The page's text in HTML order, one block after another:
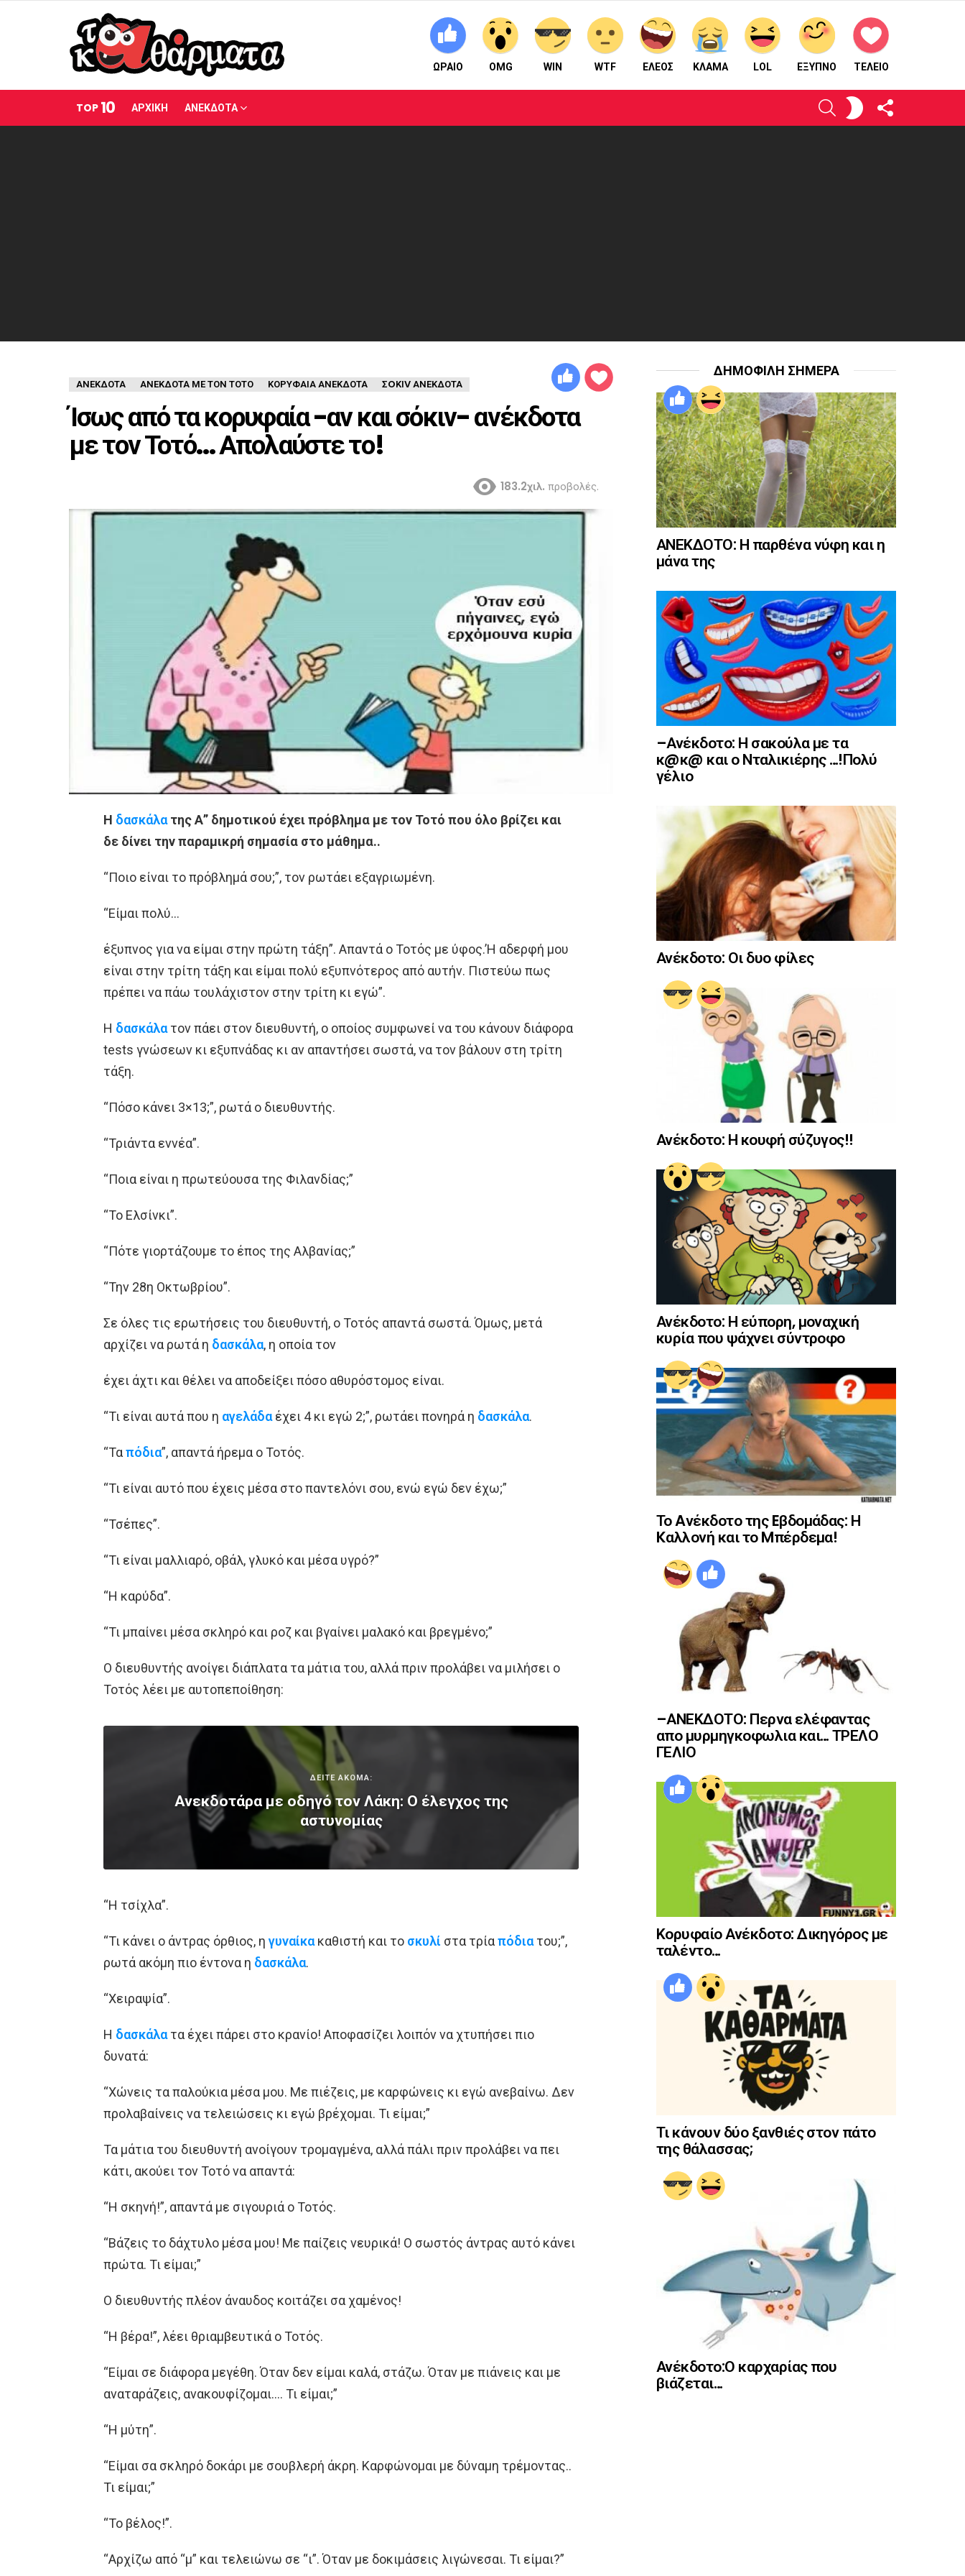
ΩΡΑΙΟ OMG WIN WTF ΕΛΕΟΣ ΚΛΑΜΑ LOL ΈΞΥΠΝΟ ΤΕΛΕΙΟ
TOP 10 ΑΡΧΙΚΗ ΑΝΕΚΔΟΤΑ
ΑΝΑΖΉΤΗΣΗΕΝΕΡΓΟΠΟΙΉΣΤΕ
ΤΟ
ΔΈΡΜΑ
ΑΝΈΚΔΟΤΑ ΑΝΕΚΔΟΤΑ ΜΕ ΤΟΝ ΤΟΤΟ ΚΟΡΥΦΑΙΑ ΑΝΕΚΔΟΤΑ ΣOΚΙV ΑΝΕΚΔΟΤΑ
Ίσως από τα κορυφαία -αν και σόκιν- ανέκδοτα
με τον Τοτό… Απολαύστε το!
183.2χιλ. προβολές.
Η δασκάλατης Α” δημοτικού έχει πρόβλημα με τον Τοτό που όλο βρίζει και
δε δίνει την παραμικρή σημασία στο μάθημα..
“Ποιο είναι το πρόβλημά σου;”, τον ρωτάει εξαγριωμένη.
“Είμαι πολύ…
έξυπνος για να είμαι στην πρώτη τάξη”. Απαντά ο Τοτός με ύφος.’Η αδερφή μου
είναι στην τρίτη τάξη και είμαι πολύ εξυπνότερος από αυτήν. Πιστεύω πως
πρέπει να πάω τουλάχιστον στην τρίτη κι εγώ”.
Η δασκάλατον πάει στον διευθυντή, ο οποίος συμφωνεί να του κάνουν διάφορα
tests γνώσεων κι εξυπνάδας κι αν απαντήσει σωστά, να τον βάλουν στη τρίτη
τάξη.
“Πόσο κάνει 3×13;”, ρωτά ο διευθυντής.
“Τριάντα εννέα”.
“Ποια είναι η πρωτεύουσα της Φιλανδίας;”
“Το Ελσίνκι”.
“Πότε γιορτάζουμε το έπος της Αλβανίας;”
“Την 28η Οκτωβρίου”.
Σε όλες τις ερωτήσεις του διευθυντή, ο Τοτός απαντά σωστά. Όμως, μετά
αρχίζει να ρωτά η δασκάλα, η οποία τον
έχει άχτι και θέλει να αποδείξει πόσο αθυρόστομος είναι.
“Τι είναι αυτά που η αγελάδαέχει 4 κι εγώ 2;”, ρωτάει πονηρά η δασκάλα.
“Ταπόδια”, απαντά ήρεμα ο Τοτός.
“Τι είναι αυτό που έχεις μέσα στο παντελόνι σου, ενώ εγώ δεν έχω;”
“Τσέπες”.
“Τι είναι μαλλιαρό, οβάλ, γλυκό και μέσα υγρό?”
“Η καρύδα”.
“Τι μπαίνει μέσα σκληρό και ροζ και βγαίνει μαλακό και βρεγμένο;”
Ο διευθυντής ανοίγει διάπλατα τα μάτια του, αλλά πριν προλάβει να μιλήσει ο
Τοτός λέει με αυτοπεποίθηση:
ΔΕΙΤΕ ΑΚΟΜΑ:
Ανεκδοτάρα με οδηγό τον Λάκη: Ο έλεγχος της
αστυνομίας
“Η τσίχλα”.
“Τι κάνει ο άντρας όρθιος, η γυναίκακαθιστή και το σκυλί στα τρίαπόδιατου;”,
ρωτά ακόμη πιο έντονα η δασκάλα.
“Χειραψία”.
Η δασκάλατα έχει πάρει στο κρανίο! Αποφασίζει λοιπόν να χτυπήσει πιο
δυνατά:
“Χώνεις τα παλούκια μέσα μου. Με πιέζεις, με καρφώνεις κι εγώ ανεβαίνω. Δεν
προλαβαίνεις να τελειώσεις κι εγώ βρέχομαι. Τι είμαι;”
Τα μάτια του διευθυντή ανοίγουν τρομαγμένα, αλλά πάλι πριν προλάβει να πει
κάτι, ακούει τον Τοτό να απαντά:
“Η σκηνή!”, απαντά με σιγουριά ο Τοτός.
“Βάζεις το δάχτυλο μέσα μου! Με παίζεις νευρικά! Ο σωστός άντρας αυτό κάνει
πρώτα. Τι είμαι;”
Ο διευθυντής πλέον άναυδος κοιτάζει σα χαμένος!
“Η βέρα!”, λέει θριαμβευτικά ο Τοτός.
“Είμαι σε διάφορα μεγέθη. Όταν δεν είμαι καλά, στάζω. Όταν με πιάνεις και με
αναταράζεις, ανακουφίζομαι…. Τι είμαι;”
“Η μύτη”.
“Είμαι σα σκληρό δοκάρι με σουβλερή άκρη. Καρφώνομαι με δύναμη τρέμοντας..
Τι είμαι;”
“Το βέλος!”.
“Αρχίζω από “μ” και τελειώνω σε “ι”. Όταν με δοκιμάσεις λιγώνεσαι. Τι είμαι?”
ΔΗΜΟΦΙΛΗ ΣΗΜΕΡΑ
ΑΝΕΚΔΟΤΟ: Η παρθένα νύφη και η
μάνα της
–Ανέκδοτο: Η σακούλα με τα
κ@κ@ και ο Νταλικιέρης …!Πολύ
γέλιο
Ανέκδοτο: Οι δυο φίλες
Ανέκδοτο: Η κουφή σύζυγος!!
Ανέκδοτο: Η εύπορη, μοναχική
κυρία που ψάχνει σύντροφο
Το Aνέκδοτο της Eβδομάδας: Η
Kαλλονή και το Mπέρδεμα!
–ΑΝΕΚΔΟΤΟ: Περνα ελέφαντας
απο μυρμηγκοφωλια και… ΤΡΕΛΟ
ΓΕΛΙΟ
Κορυφαίο Ανέκδοτο: Δικηγόρος με
ταλέντο…
Τι κάνουν δύο ξανθιές στον πάτο
της θάλασσας;
Ανέκδοτο:Ο καρχαρίας που
βιάζεται…